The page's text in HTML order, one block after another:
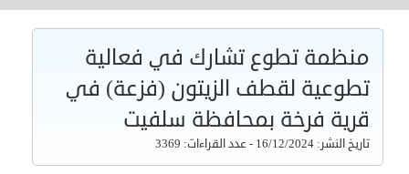
منظمة تطوع تشارك في فعالية
تطوعية لقطف الزيتون (فزعة) في
قرية فرخة بمحافظة سلفيت
تاريخ النشر: 16/12/2024 - عدد القراءات: 3369